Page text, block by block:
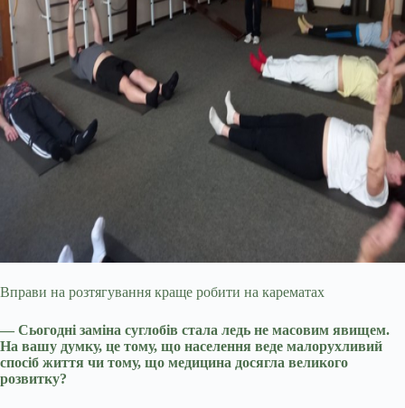
Вправи на розтягування краще робити на карематах
— Сьогодні заміна суглобів стала ледь не масовим явищем.
На вашу думку, це тому, що населення веде малорухливий
спосіб життя чи тому, що медицина досягла великого
розвитку?